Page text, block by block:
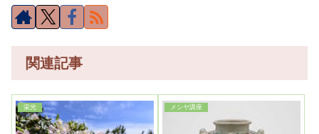
関連記事
栄光 メシヤ講座